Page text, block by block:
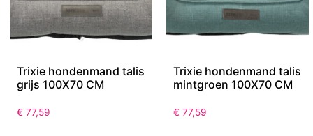
Trixie hondenmand talis
grijs 100X70 CM
€ 77,59
Trixie hondenmand talis
mintgroen 100X70 CM
€ 77,59